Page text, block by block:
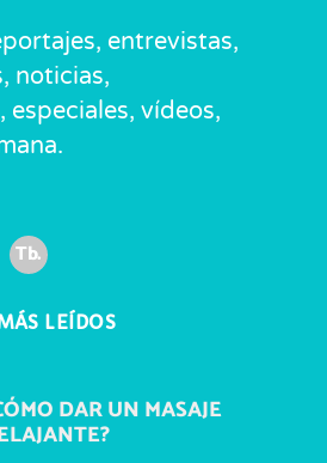
entrevistas,
noticias,
especiales, vídeos,
Tb.
LEÍDOS
DAR UN MASAJE